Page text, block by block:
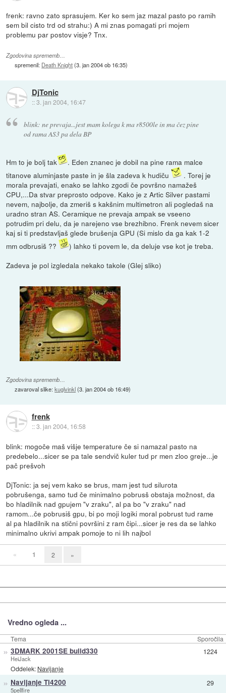
frenk: ravno zato sprasujem. Ker ko sem jaz mazal pasto po ramih
sem bil cisto trd od strahu:) A mi znas pomagati pri mojem
problemu par postov visje? Tnx.
Zgodovina sprememb…
spremenil: Death Knight(3. jan 2004 ob 16:35)
DjTonic
::3. jan 2004, 16:47
blink: ne prevaja...jest mam kolega k ma r8500le in ma čez pine
od rama AS3 pa dela BP
Hm to je bolj tak
. Eden znanec je dobil na pine rama malce
titanove aluminjaste paste in je šla zadeva k hudiču
. Torej je
morala prevajati, enako se lahko zgodi če površno namažeš
CPU,...Da stvar preprosto odpove. Kako je z Artic Silver pastami
nevem, najbolje, da zmeriš s kakšnim multimetron ali pogledaš na
uradno stran AS. Ceramique ne prevaja ampak se vseeno
potrudim pri delu, da je narejeno vse brezhibno. Frenk nevem sicer
kaj si ti predstavljaš glede brušenja GPU (Si mislo da ga kak 1-2
mm odbrusiš ??
) lahko ti povem le, da deluje vse kot je treba.
Zadeva je pol izgledala nekako takole (Glej sliko)
Zgodovina sprememb…
zavaroval slike:kuglvinkl(3. jan 2004 ob 16:49)
frenk
::3. jan 2004, 16:58
blink: mogoče maš višje temperature če si namazal pasto na
predebelo...sicer se pa tale sendvič kuler tud pr men zloo greje...je
pač prešvoh
DjTonic: ja sej vem kako se brus, mam jest tud silurota
pobrušenga, samo tud če minimalno pobrusš obstaja možnost, da
bo hladilnik nad gpujem "v zraku", al pa bo "v zraku" nad
ramom...če pobrusiš gpu, bi po moji logiki moral pobrust tud rame
al pa hladilnik na stični površini z ram čipi...sicer je res da se lahko
minimalno ukrivi ampak pomoje to ni lih najbol
« 1 2 »
Vredno ogleda ...
Tema Sporočila
» 3DMARK 2001SE build330
HeiJack
Oddelek: Navijanje
1224
» Navijanje Ti4200
5pellfire
29